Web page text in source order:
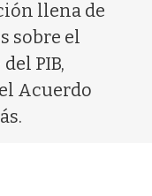
llena de
sobre el
PIB,
Acuerdo